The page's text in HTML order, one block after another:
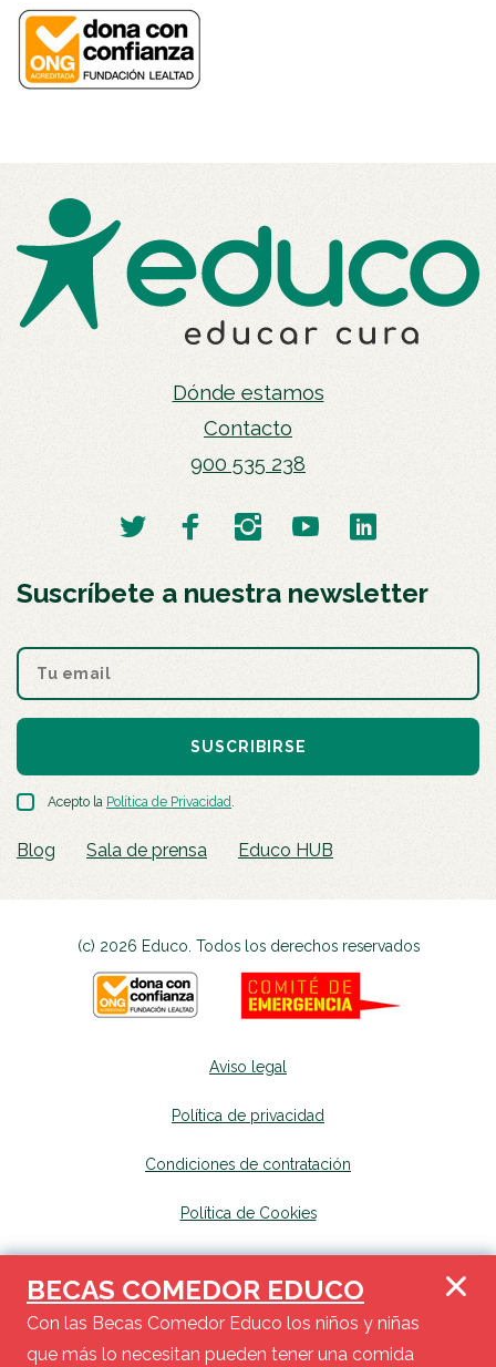
BECAS COMEDOR EDUCO
Con las Becas Comedor Educo los niños y niñas
que más lo necesitan pueden tener una comida
Dónde estamos
Contacto
900 535 238
Suscríbete a nuestra newsletter
SUSCRIBIRSE
Acepto la Política de Privacidad
Blog Sala de prensa Educo HUB
(c) 2026 Educo. Todos los derechos reservados
Aviso legal
Política de privacidad
Condiciones de contratación
Política de Cookies
Canal de denunciasse abrirá en una nueva
Mapa del sitiose abrirá en una nueva